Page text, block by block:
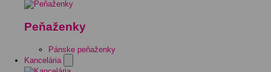
Peňaženky
Pánske peňaženky
Kancelária